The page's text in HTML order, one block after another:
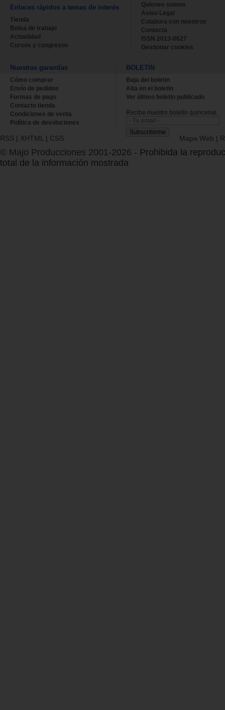
Enlaces rápidos a temas de interés
Tienda
Bolsa de trabajo
Actualidad
Cursos y congresos
Quienes somos
Aviso Legal
Colabora con nosotros
Contacta
ISSN 2013-0627
Gestionar cookies
Nuestras garantías
Cómo comprar
Envío de pedidos
Formas de pago
Contacto tienda
Condiciones de venta
Política de devoluciones
BOLETÍN
Baja del boletin
Alta en el boletin
Ver último boletin publicado
Recibe nuestro boletín quincenal.
RSS | XHTML | CSS Mapa Web |
© Majo Producciones 2001-2026 - Prohibida la
total de la información mostrada